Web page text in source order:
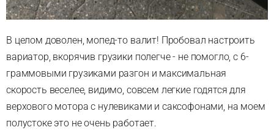
В целом доволен, мопед-то валит! Пробовал настроить
вариатор, вкорячив грузики полегче - не помогло, с 6-
граммовыми грузиками разгон и максимальная
скорость веселее, видимо, совсем легкие годятся для
верхового мотора с нулевиками и саксофонами, на моем
полустоке это не очень работает.